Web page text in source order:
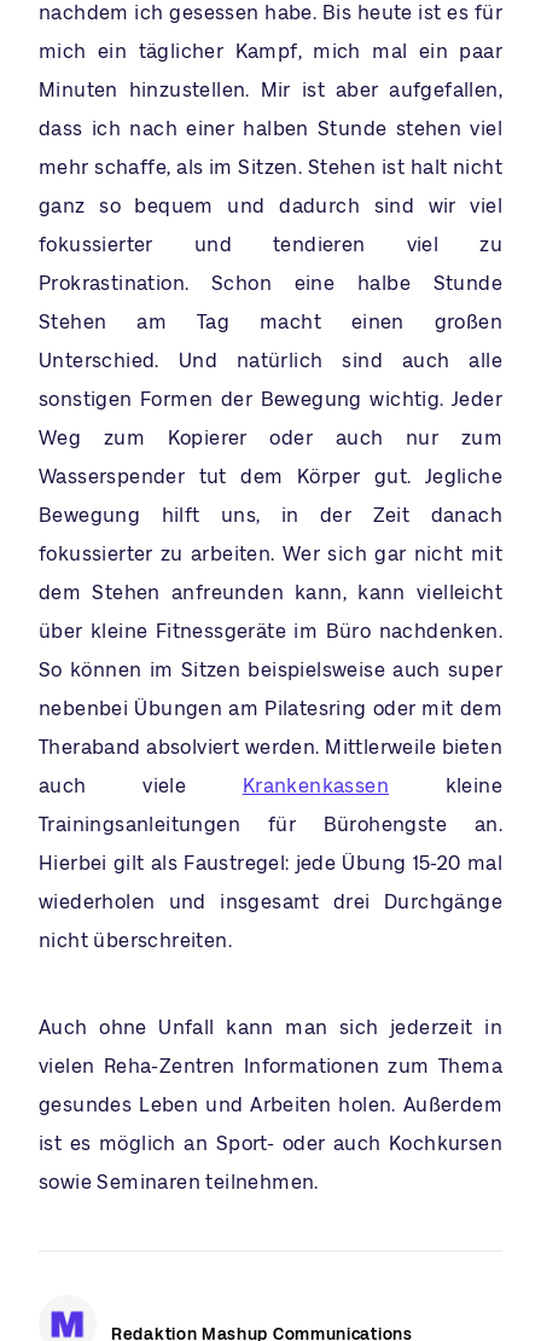
nachdem ich gesessen habe. Bis heute ist es für
mich ein täglicher Kampf, mich mal ein paar
Minuten hinzustellen. Mir ist aber aufgefallen,
dass ich nach einer halben Stunde stehen viel
mehr schaffe, als im Sitzen. Stehen ist halt nicht
ganz so bequem und dadurch sind wir viel
fokussierter und tendieren viel zu
Prokrastination. Schon eine halbe Stunde
Stehen am Tag macht einen großen
Unterschied. Und natürlich sind auch alle
sonstigen Formen der Bewegung wichtig. Jeder
Weg zum Kopierer oder auch nur zum
Wasserspender tut dem Körper gut. Jegliche
Bewegung hilft uns, in der Zeit danach
fokussierter zu arbeiten. Wer sich gar nicht mit
dem Stehen anfreunden kann, kann vielleicht
über kleine Fitnessgeräte im Büro nachdenken.
So können im Sitzen beispielsweise auch super
nebenbei Übungen am Pilatesring oder mit dem
Theraband absolviert werden. Mittlerweile bieten
auch viele
Krankenkassen kleine
Trainingsanleitungen für Bürohengste an.
Hierbei gilt als Faustregel: jede Übung 15-20 mal
wiederholen und insgesamt drei Durchgänge
nicht überschreiten.
Auch ohne Unfall kann man sich jederzeit in
vielen Reha-Zentren Informationen zum Thema
gesundes Leben und Arbeiten holen. Außerdem
ist es möglich an Sport- oder auch Kochkursen
sowie Seminaren teilnehmen.
Redaktion Mashup Communications